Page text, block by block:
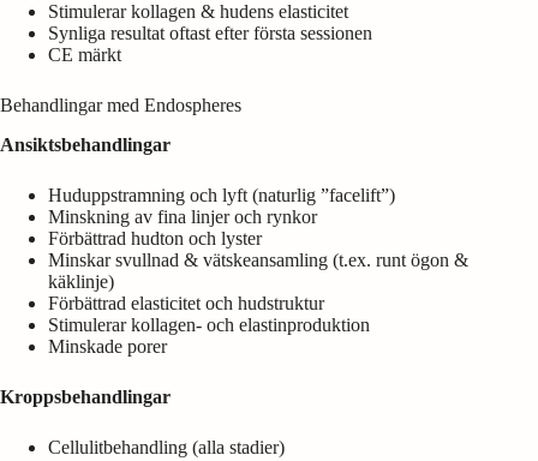
Stimulerar kollagen & hudens elasticitet
Synliga resultat oftast efter första sessionen
CE märkt
Behandlingar med Endospheres
Ansiktsbehandlingar
Huduppstramning och lyft (naturlig ”facelift”)
Minskning av fina linjer och rynkor
Förbättrad hudton och lyster
Minskar svullnad & vätskeansamling (t.ex. runt ögon &
käklinje)
Förbättrad elasticitet och hudstruktur
Stimulerar kollagen- och elastinproduktion
Minskade porer
Kroppsbehandlingar
Cellulitbehandling (alla stadier)